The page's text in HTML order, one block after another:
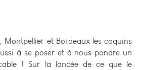
Montpellier et Bordeaux les coquins
à se poser et à nous pondre un
! Sur la lancée de ce que le